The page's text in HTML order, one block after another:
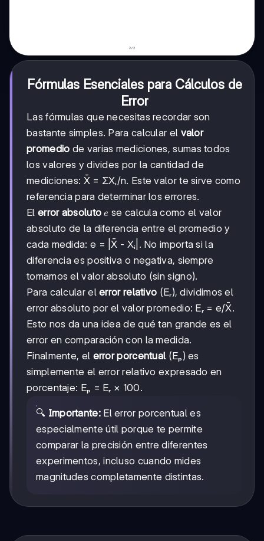
Fórmulas Esenciales para Cálculos de
Error
Las fórmulas que necesitas recordar son
bastante simples. Para calcular el valor
promedio de varias mediciones, sumas todos
los valores y divides por la cantidad de
mediciones: X̄ = ΣXᵢ/n. Este valor te sirve como
referencia para determinar los errores.
El error absoluto e
e se calcula como el valor
absoluto de la diferencia entre el promedio y
cada medida: e = |X̄ - Xᵢ|. No importa si la
diferencia es positiva o negativa, siempre
tomamos el valor absoluto (sin signo).
Para calcular elerror relativo (Eᵣ), dividimos el
error absoluto por el valor promedio: Eᵣ = e/X̄.
Esto nos da una idea de qué tan grande es el
error en comparación con la medida.
Finalmente, el error porcentual (Eₚ) es
simplemente el error relativo expresado en
porcentaje: Eₚ = Eᵣ × 100.
🔍 Importante:El error porcentual es
especialmente útil porque te permite
comparar la precisión entre diferentes
experimentos, incluso cuando mides
magnitudes completamente distintas.